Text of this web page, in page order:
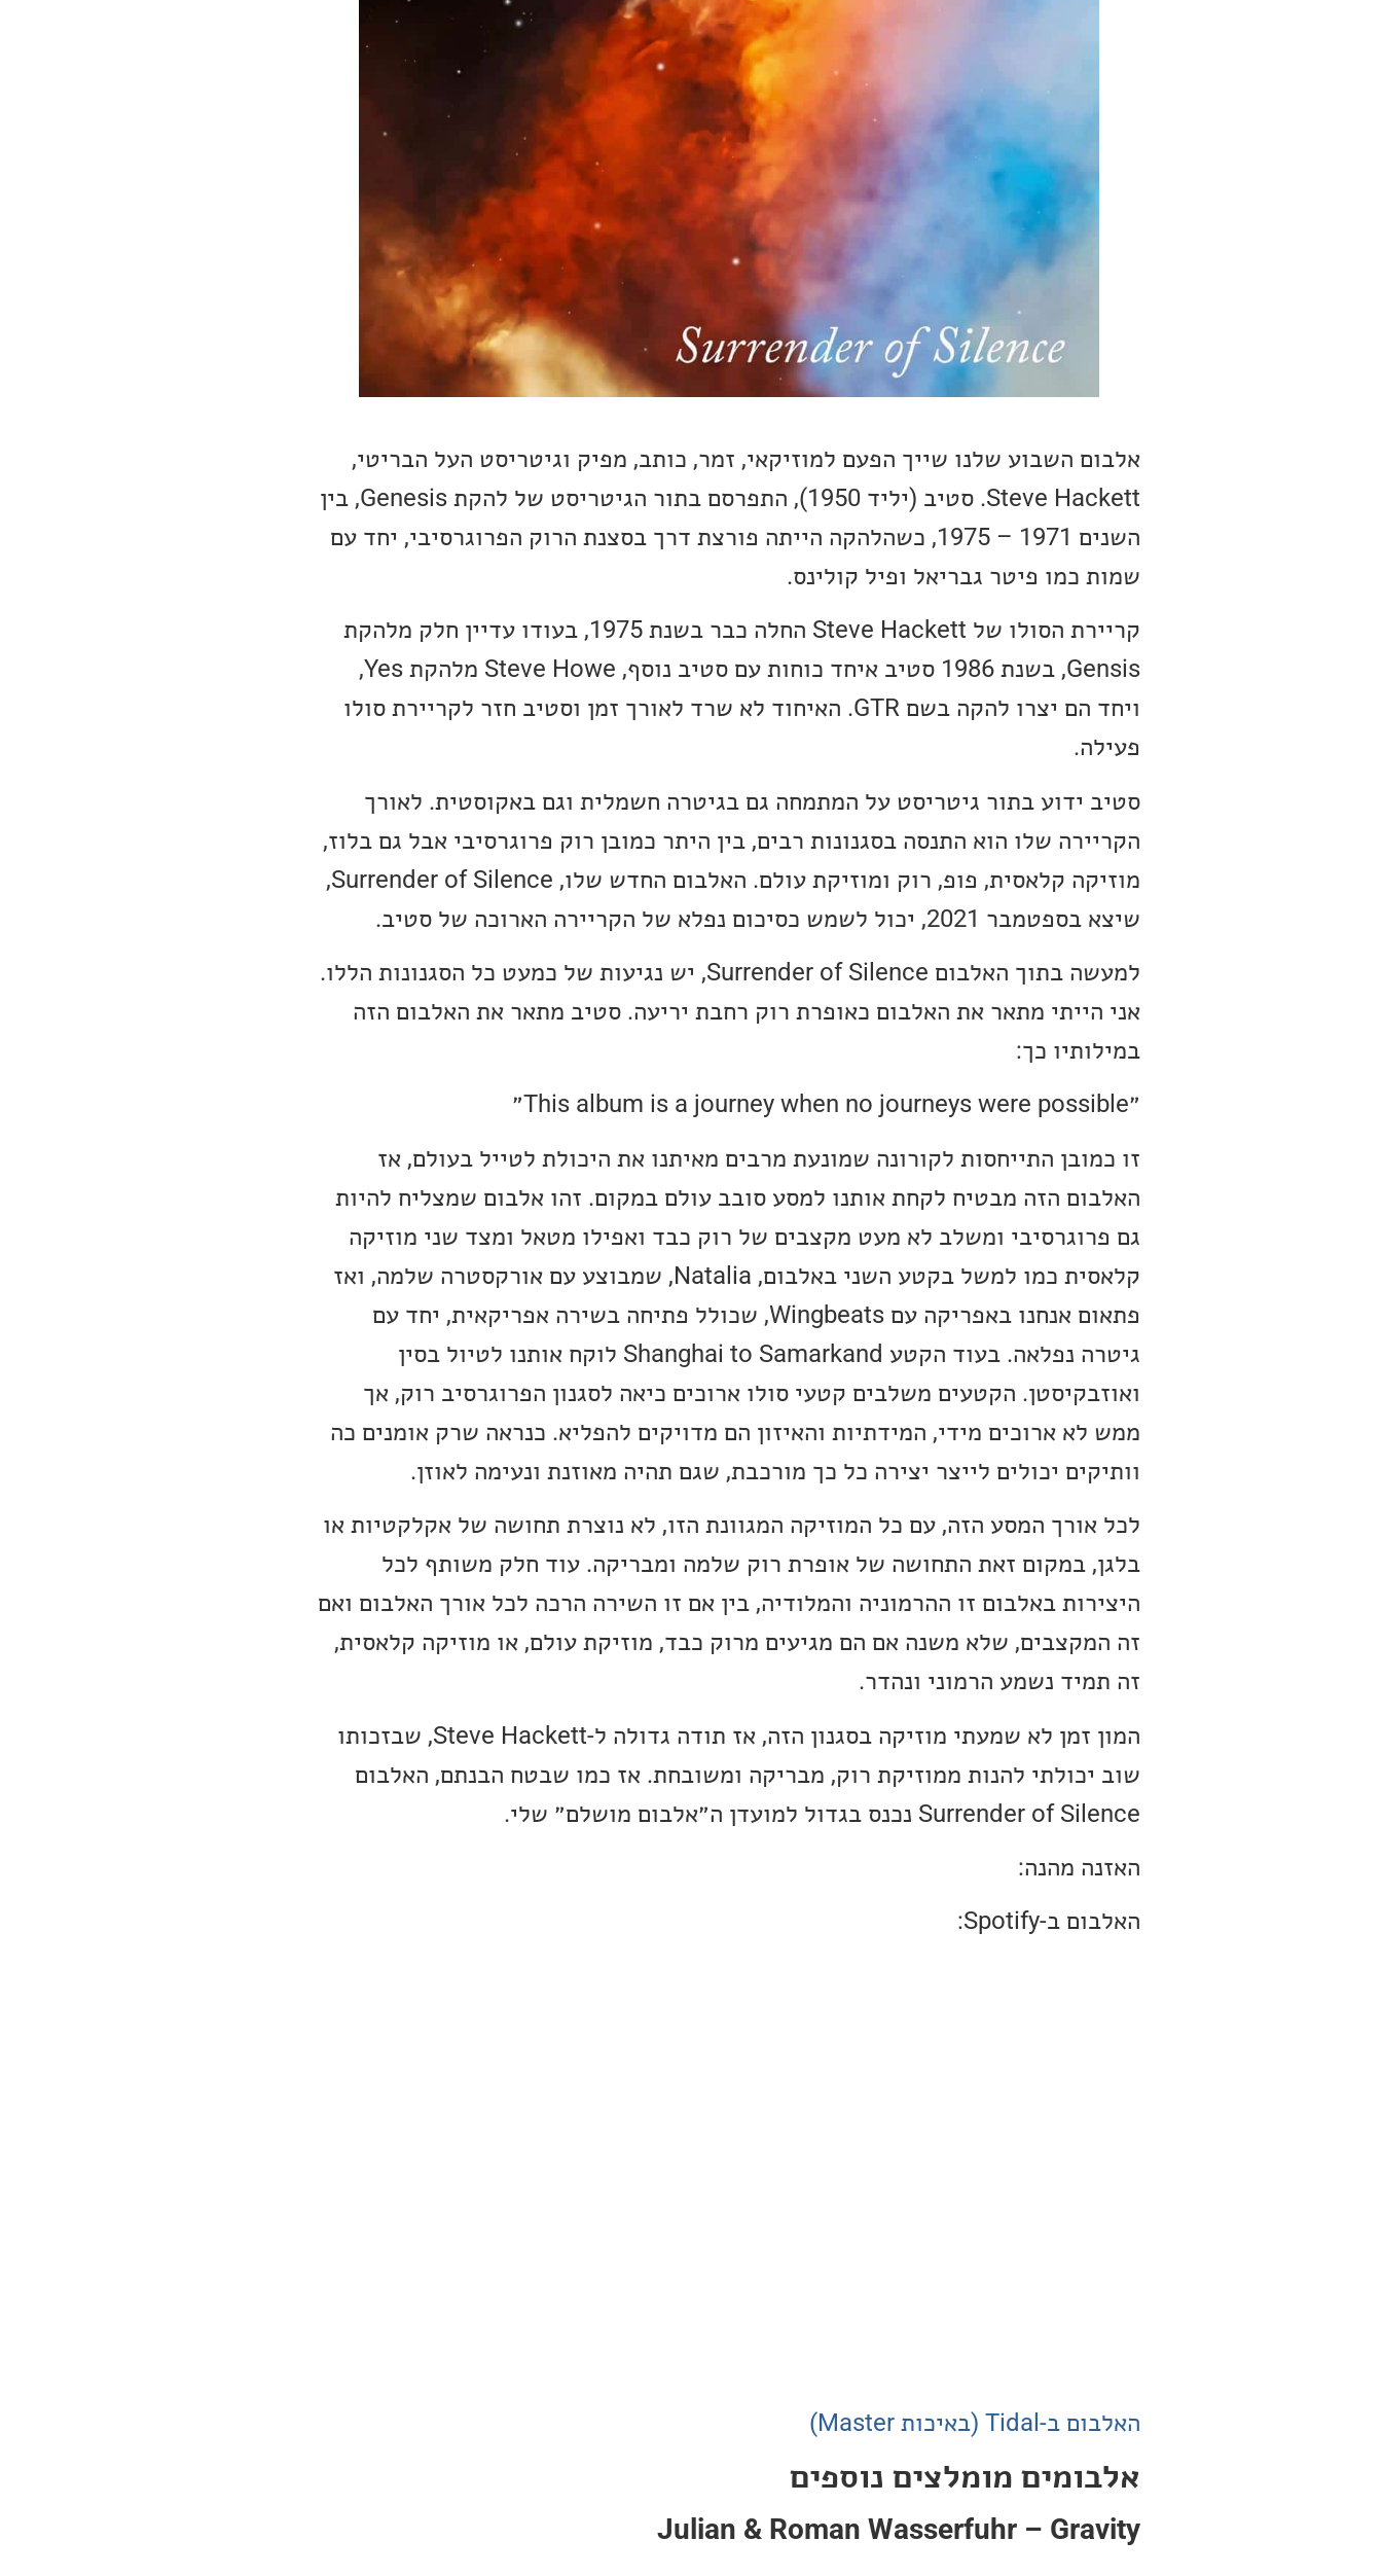
אלבום השבוע שלנו שייך הפעם למוזיקאי, זמר, כותב, מפיק וגיטריסט העל הבריטי,
Steve Hackett. סטיב (יליד 1950), התפרסם בתור הגיטריסט של להקת Genesis, בין
השנים 1971 – 1975, כשהלהקה הייתה פורצת דרך בסצנת הרוק הפרוגרסיבי, יחד עם
שמות כמו פיטר גבריאל ופיל קולינס.
קריירת הסולו של Steve Hackett החלה כבר בשנת 1975, בעודו עדיין חלק מלהקת
Gensis, בשנת 1986 סטיב איחד כוחות עם סטיב נוסף, Steve Howe מלהקת Yes,
ויחד הם יצרו להקה בשם GTR. האיחוד לא שרד לאורך זמן וסטיב חזר לקריירת סולו
פעילה.
סטיב ידוע בתור גיטריסט על המתמחה גם בגיטרה חשמלית וגם באקוסטית. לאורך
הקריירה שלו הוא התנסה בסגנונות רבים, בין היתר כמובן רוק פרוגרסיבי אבל גם בלוז,
מוזיקה קלאסית, פופ, רוק ומוזיקת עולם. האלבום החדש שלו, Surrender of Silence,
שיצא בספטמבר 2021, יכול לשמש כסיכום נפלא של הקריירה הארוכה של סטיב.
למעשה בתוך האלבום Surrender of Silence, יש נגיעות של כמעט כל הסגנונות הללו.
אני הייתי מתאר את האלבום כאופרת רוק רחבת יריעה. סטיב מתאר את האלבום הזה
במילותיו כך:
״This album is a journey when no journeys were possible״
זו כמובן התייחסות לקורונה שמונעת מרבים מאיתנו את היכולת לטייל בעולם, אז
האלבום הזה מבטיח לקחת אותנו למסע סובב עולם במקום. זהו אלבום שמצליח להיות
גם פרוגרסיבי ומשלב לא מעט מקצבים של רוק כבד ואפילו מטאל ומצד שני מוזיקה
קלאסית כמו למשל בקטע השני באלבום, Natalia, שמבוצע עם אורקסטרה שלמה, ואז
פתאום אנחנו באפריקה עם Wingbeats, שכולל פתיחה בשירה אפריקאית, יחד עם
גיטרה נפלאה. בעוד הקטע Shanghai to Samarkand לוקח אותנו לטיול בסין
ואוזבקיסטן. הקטעים משלבים קטעי סולו ארוכים כיאה לסגנון הפרוגרסיב רוק, אך
ממש לא ארוכים מידי, המידתיות והאיזון הם מדויקים להפליא. כנראה שרק אומנים כה
וותיקים יכולים לייצר יצירה כל כך מורכבת, שגם תהיה מאוזנת ונעימה לאוזן.
לכל אורך המסע הזה, עם כל המוזיקה המגוונת הזו, לא נוצרת תחושה של אקלקטיות או
בלגן, במקום זאת התחושה של אופרת רוק שלמה ומבריקה. עוד חלק משותף לכל
היצירות באלבום זו ההרמוניה והמלודיה, בין אם זו השירה הרכה לכל אורך האלבום ואם
זה המקצבים, שלא משנה אם הם מגיעים מרוק כבד, מוזיקת עולם, או מוזיקה קלאסית,
זה תמיד נשמע הרמוני ונהדר.
המון זמן לא שמעתי מוזיקה בסגנון הזה, אז תודה גדולה ל-Steve Hackett, שבזכותו
שוב יכולתי להנות ממוזיקת רוק, מבריקה ומשובחת. אז כמו שבטח הבנתם, האלבום
Surrender of Silence נכנס בגדול למועדן ה״אלבום מושלם״ שלי.
האזנה מהנה:
האלבום ב-Spotify:
האלבום ב-Tidal (באיכות Master)
אלבומים מומלצים נוספים
Julian & Roman Wasserfuhr – Gravity